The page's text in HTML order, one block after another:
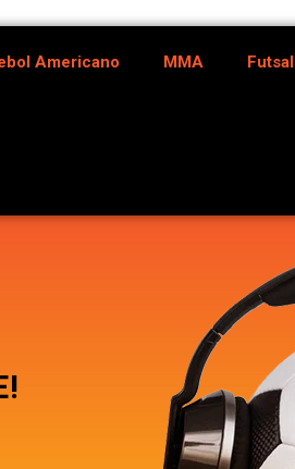
Americano MMA Futsal